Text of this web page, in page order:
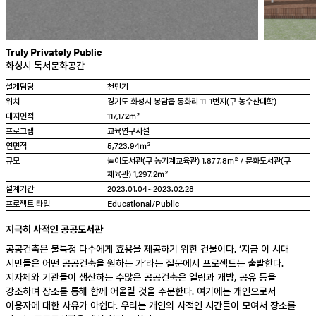
Truly Privately Public
화성시 독서문화공간
설계담당
천민기
위치
경기도 화성시 봉담읍 동화리 11-1번지(구 농수산대학)
대지면적
117,172㎡
프로그램
교육연구시설
연면적
5,723.94㎡
규모
놀이도서관(구 농기계교육관) 1,877.8㎡ / 문화도서관(구
체육관) 1,297.2㎡
설계기간
2023.01.04~2023.02.28
지극히 사적인 공공도서관
공공건축은 불특정 다수에게 효용을 제공하기 위한 건물이다. ‘지금 이 시대
시민들은 어떤 공공건축을 원하는 가’라는 질문에서 프로젝트는 출발한다.
지자체와 기관들이 생산하는 수많은 공공건축은 열림과 개방, 공유 등을
강조하며 장소를 통해 함께 어울릴 것을 주문한다. 여기에는 개인으로서
이용자에 대한 사유가 아쉽다. 우리는 개인의 사적인 시간들이 모여서 장소를
Educational Public